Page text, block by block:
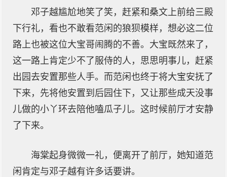
邓子越尴尬地笑了笑，赶紧和桑文上前给三殿
下行礼，看也不敢看范闲的狼狈模样，想必这二位
路上也被这位大宝哥闹腾的不善。大宝既然来了，
这一路上肯定少不了服侍的人，思思明事儿，赶紧
出园去安置那些人手。而范闲也终于将大宝安抚了
下来，先将他安置到后园住下，又让那些成天没事
儿做的小丫环去陪他嗑瓜子儿。这时候前厅才安静
了下来。
海棠起身微微一礼，便离开了前厅，她知道范
闲肯定与邓子越有许多话要讲。